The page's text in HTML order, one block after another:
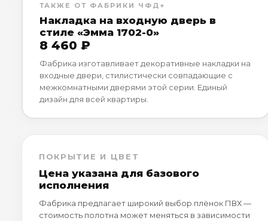
ТАКЖЕ ОТ ФАБРИКИ ЧФД+
Накладка на входную дверь в
стиле «Эмма 1702-0»
8 460 ₽
Фабрика изготавливает декоративные накладки на
входные двери, стилистически совпадающие с
межкомнатными дверями этой серии. Единый
дизайн для всей квартиры.
ПОКРЫТИЕ И ЦВЕТ
Цена указана для базового
исполнения
Фабрика предлагает широкий выбор плёнок ПВХ —
стоимость полотна может меняться в зависимости